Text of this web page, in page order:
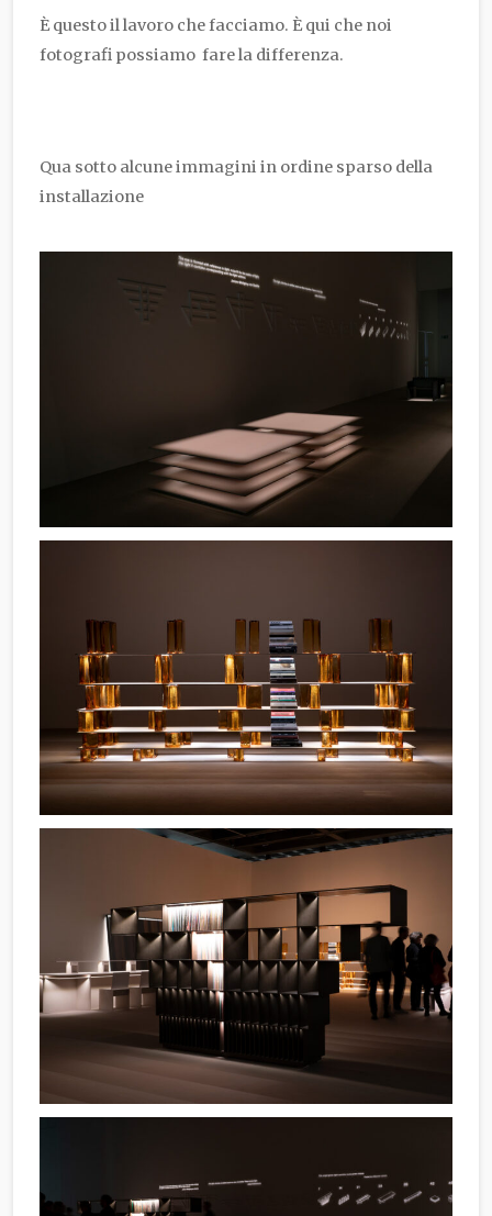
È questo il lavoro che facciamo. È qui che noi
fotografi possiamo fare la differenza.
Qua sotto alcune immagini in ordine sparso della
installazione